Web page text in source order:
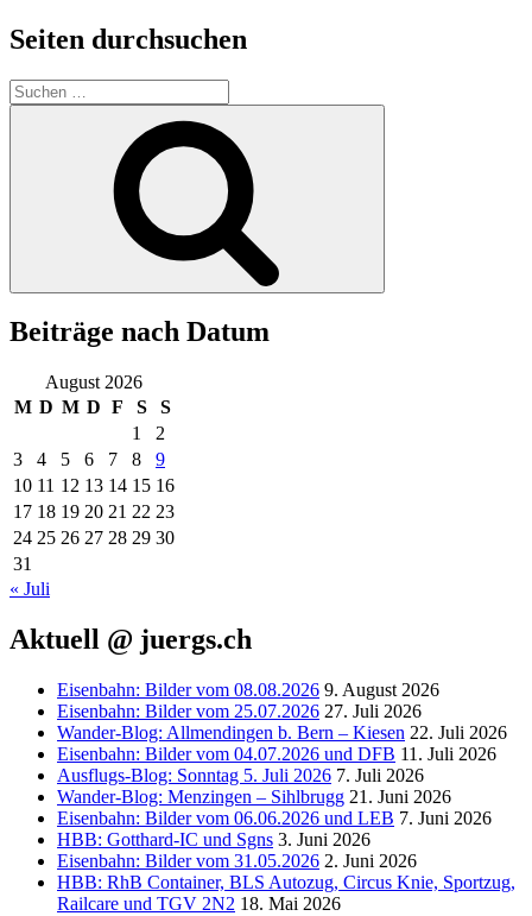
Seiten durchsuchen
Suchen
nach:
Beiträge nach Datum
August 2026
M D M D F S
S
1
2
3
4 5 6 7 8
9
10 11 12 13 14 15 16
17 18 19 20 21 22 23
24 25 26 27 28 29 30
31
« Juli
Aktuell @ juergs.ch
Eisenbahn: Bilder vom 08.08.2026 9. August 2026
Eisenbahn: Bilder vom 25.07.2026 27. Juli 2026
Wander-Blog: Allmendingen b. Bern – Kiesen 22. Juli 2026
Eisenbahn: Bilder vom 04.07.2026 und DFB 11. Juli 2026
Ausflugs-Blog: Sonntag 5. Juli 2026 7. Juli 2026
Wander-Blog: Menzingen – Sihlbrugg 21. Juni 2026
Eisenbahn: Bilder vom 06.06.2026 und LEB 7. Juni 2026
HBB: Gotthard-IC und Sgns 3. Juni 2026
Eisenbahn: Bilder vom 31.05.2026 2. Juni 2026
HBB: RhB Container, BLS Autozug, Circus Knie, Sportzug,
Railcare und TGV 2N2 18. Mai 2026